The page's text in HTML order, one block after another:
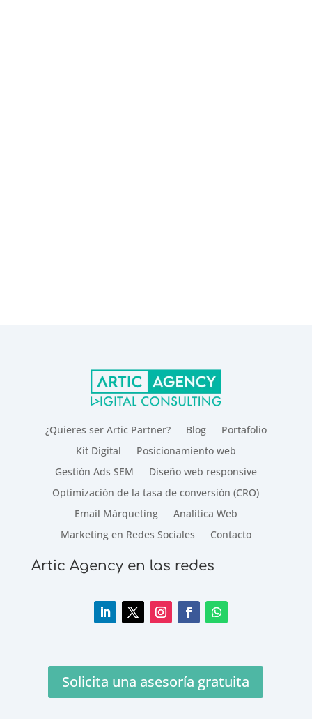
¿Quieres ser Artic Partner? Blog
Portafolio
Kit Digital
Posicionamiento web
Gestión Ads SEM
Diseño web responsive
Optimización de la tasa de conversión (CRO)
Email Márqueting
Analítica Web
Marketing en Redes Sociales
Contacto
Artic Agency en las redes
Solicita una asesoría gratuita